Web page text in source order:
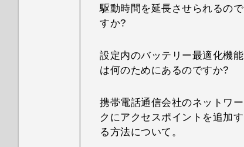
駆動時間を延長させられるので
すか?
設定内のバッテリー最適化機能
は何のためにあるのですか?
携帯電話通信会社のネットワー
クにアクセスポイントを追加す
る方法について。